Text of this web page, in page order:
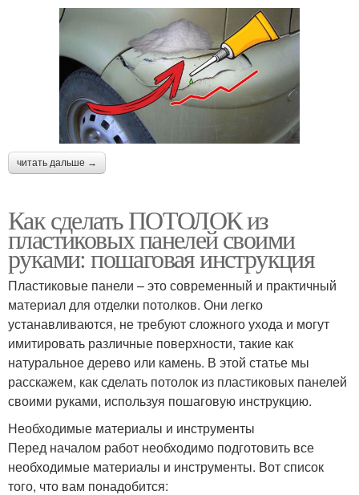
читать дальше →
Как сделать ПОТОЛОК из
пластиковых панелей своими
руками: пошаговая инструкция
Пластиковые панели – это современный и практичный
материал для отделки потолков. Они легко
устанавливаются, не требуют сложного ухода и могут
имитировать различные поверхности, такие как
натуральное дерево или камень. В этой статье мы
расскажем, как сделать потолок из пластиковых панелей
своими руками, используя пошаговую инструкцию.
Необходимые материалы и инструменты
Перед началом работ необходимо подготовить все
необходимые материалы и инструменты. Вот список
того, что вам понадобится: